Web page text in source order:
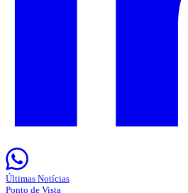
Últimas Notícias
Ponto de Vista